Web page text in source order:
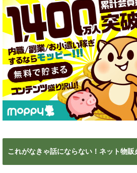
これがなきゃ話にならない！ネット物販